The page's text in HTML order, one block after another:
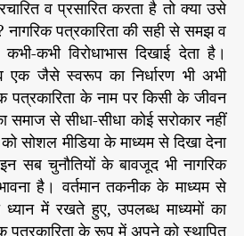
व प्रसारित करता है तो क्या उसे
नागरिक पत्रकारिता की सही से समझ व
कभी विरोधाभास दिखाई देता है।
एक जैसे स्वरूप का निर्धारण भी अभी
पत्रकारिता के नाम पर किसी के जीवन
से सीधा-सीधा कोई सरोकार नहीं
सोशल मीडिया के माध्यम से दिखा देना
सब चुनौतियों के बावजूद भी नागरिक
है। वर्तमान तकनीक के माध्यम से
ध्यान में रखते हुए, उपलब्ध माध्यमों का
पत्रकारिता के रूप में अपने को स्थापित